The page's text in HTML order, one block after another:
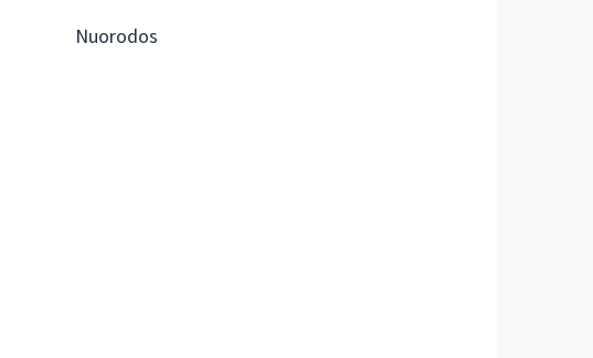
Nuorodos